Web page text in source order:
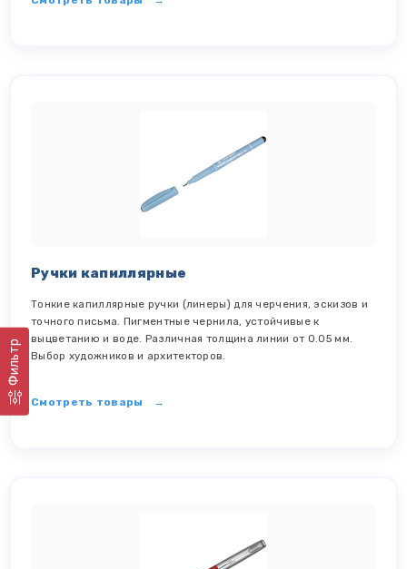
Ручки капиллярные
Тонкие капиллярные ручки (линеры) для черчения, эскизов и
точного письма. Пигментные чернила, устойчивые к
выцветанию и воде. Различная толщина линии от 0.05 мм.
Выбор художников и архитекторов.
Смотреть товары
Фильтр